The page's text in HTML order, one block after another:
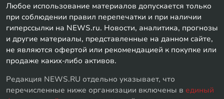
Любое использование материалов допускается только
при соблюдении правил перепечатки и при наличии
гиперссылки на NEWS.ru. Новости, аналитика, прогнозы
и другие материалы, представленные на данном сайте,
не являются офертой или рекомендацией к покупке или
продаже каких-либо активов.
Редакция NEWS.RU отдельно указывает, что
перечисленные ниже организации включены в единый